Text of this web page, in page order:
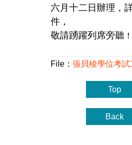
六月十二日辦理，
件，
敬請踴躍列席旁聽 ！
File： 張貝稜學位考
Top
Back